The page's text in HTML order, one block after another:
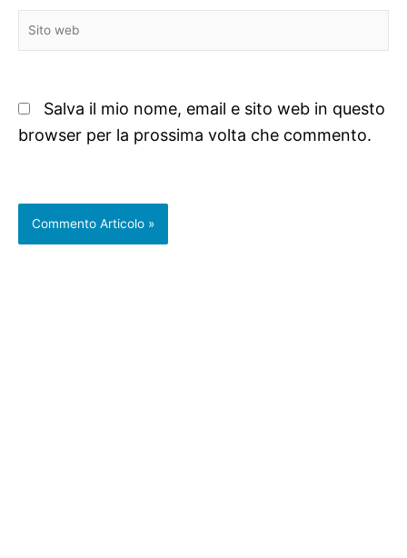
Sito
web
Salva il mio nome, email e sito web in questo
browser per la prossima volta che commento.